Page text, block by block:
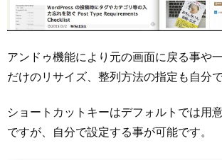
アンドゥ機能により元の画面に戻る事や
だけのリサイズ、整列方法の指定も自分で
ショートカットキーはデフォルトでは用
ですが、自分で設定する事が可能です。